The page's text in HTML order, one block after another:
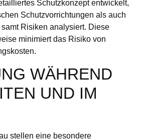
Schutzkonzept entwickelt,
Schutzvorrichtungen als auch
Risiken analysiert. Diese
minimiert das Risiko von
WÄHREND
UND IM
stellen eine besondere